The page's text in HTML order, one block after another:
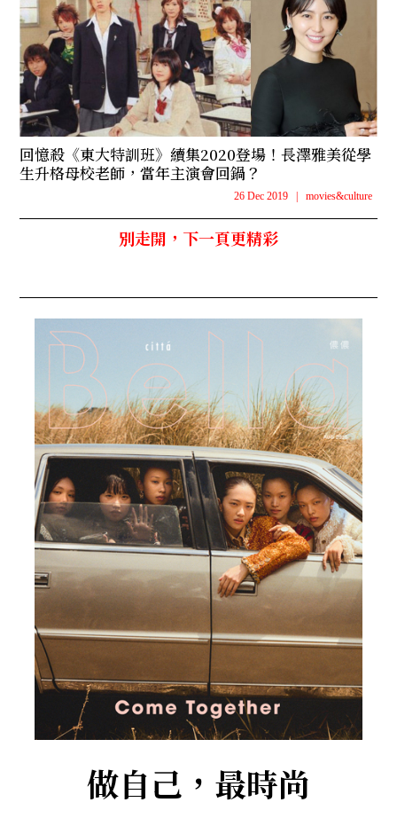
回憶殺《東大特訓班》續集2020登場！長澤雅美從學
生升格母校老師，當年主演會回鍋？
26 Dec 2019 | movies&culture
別走開，下一頁更精彩
做自己，最時尚